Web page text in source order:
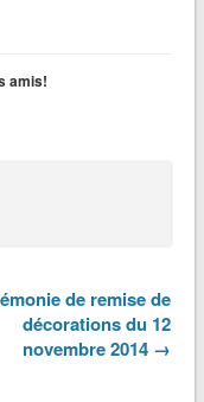
amis!
de remise de
décorations du 12
novembre 2014 →